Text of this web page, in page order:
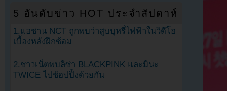
5 อันดับข่าว HOT ประจำสัปดาห์
1.แฮชาน NCT ถูกพบว่าสูบบุหรี่ไฟฟ้าในวิดีโอ
เบื้องหลังฝึกซ้อม
2.ชาวเน็ตพบลิซ่า BLACKPINK และมินะ
TWICE ไปช้อปปิ้งด้วยกัน